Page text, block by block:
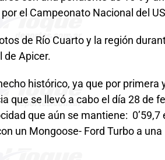
el Campeonato Nacional del
de Río Cuarto y la región
de Apicer.
histórico, ya que por primera
que se llevó a cabo el día 28 de
que aún se mantiene: 0’59,7
un Mongoose- Ford Turbo a una